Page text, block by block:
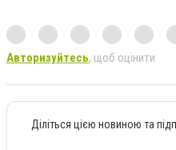
Авторизуйтесь, щоб оцінити
Діліться цією новиною та